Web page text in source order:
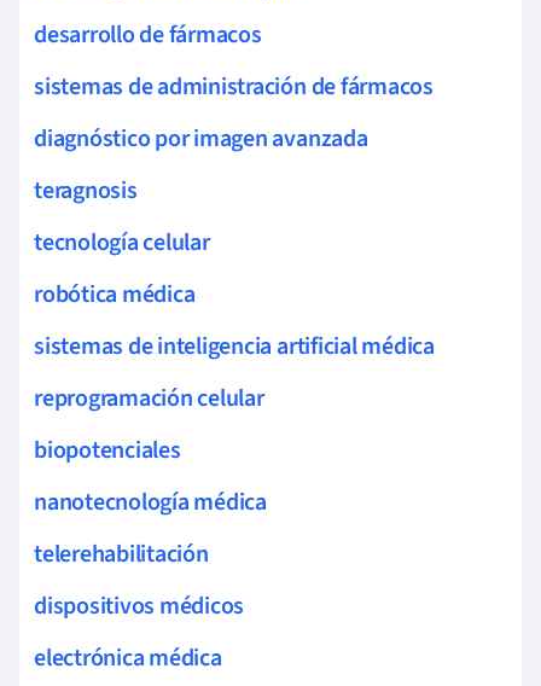
desarrollo de fármacos
sistemas de administración de fármacos
diagnóstico por imagen avanzada
teragnosis
tecnología celular
robótica médica
sistemas de inteligencia artificial médica
reprogramación celular
biopotenciales
nanotecnología médica
telerehabilitación
dispositivos médicos
electrónica médica